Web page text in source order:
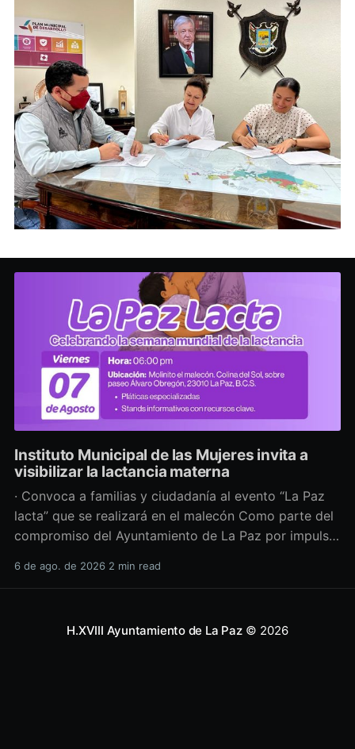
Instituto Municipal de las Mujeres invita a
visibilizar la lactancia materna
· Convoca a familias y ciudadanía al evento “La Paz
lacta” que se realizará en el malecón Como parte del
compromiso del Ayuntamiento de La Paz por impulsar
salud y los derechos de las mujeres, así como generar
6 de ago. de 2026 2 min read
H.XVIII Ayuntamiento de La Paz© 2026